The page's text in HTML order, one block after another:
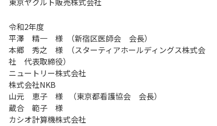
令和2年度
平澤 精一 様 （新宿区医師会 会長）
本郷 秀之 様 （スターティアホールディングス株式会
社 代表取締役）
ニュートリー株式会社
株式会社NKB
山元 恵子 様 （東京都看護協会 会長）
蔵合 範子 様
カシオ計算機株式会社